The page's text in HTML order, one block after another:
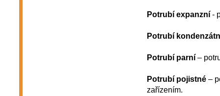
Potrubí expanzní-
Potrubí
Potrubí parní–
Potrubí pojistné–
zařízením.